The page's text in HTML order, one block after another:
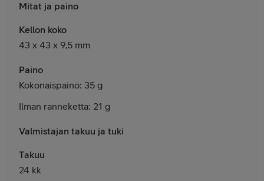
Mitat ja paino
Kellon koko
43 x 43 x 9,5 mm
Paino
Kokonaispaino: 35 g
Ilman ranneketta: 21 g
Valmistajan takuu ja tuki
Takuu
24 kk